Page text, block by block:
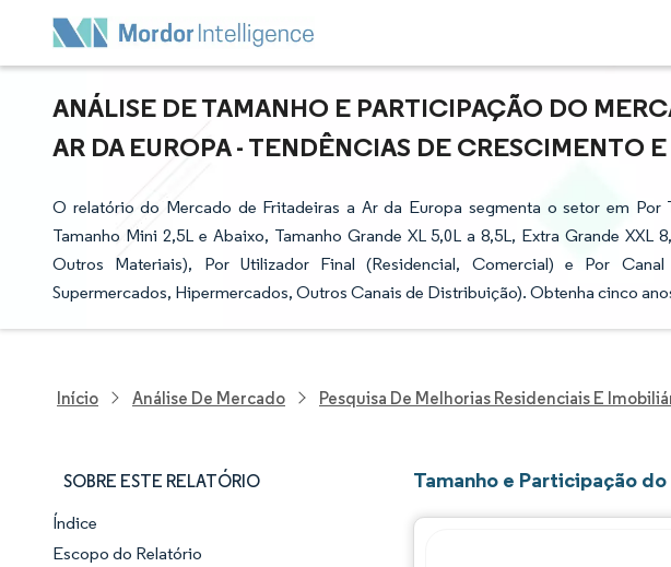
ANÁLISE DE TAMANHO E PARTICIPAÇÃO DO
AR DA EUROPA - TENDÊNCIAS DE CRESCIMENTO
O relatório do Mercado de Fritadeiras a Ar da Europa segmenta o setor em Por
Tamanho Mini 2,5L e Abaixo, Tamanho Grande XL 5,0L a 8,5L, Extra Grande XXL
Outros Materiais), Por Utilizador Final (Residencial, Comercial) e Por
Supermercados, Hipermercados, Outros Canais de Distribuição). Obtenha cinco
Início Análise De Mercado Pesquisa De Melhorias Residenciais E
SOBRE ESTE RELATÓRIO
Panorama do Mercado
Índice
Escopo do Relatório
Tamanho e Participação